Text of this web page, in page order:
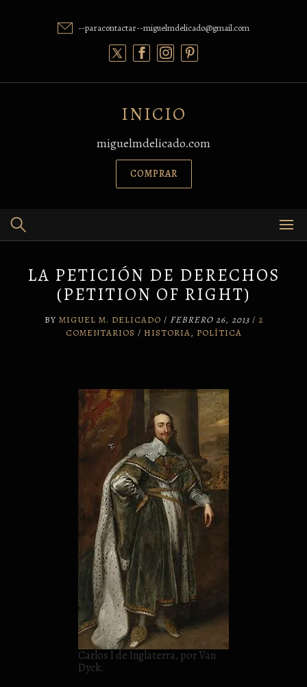
--paracontactar--miguelmdelicado@gmail.com
INICIO
miguelmdelicado.com
COMPRAR
LA PETICIÓN DE DERECHOS
(PETITION OF RIGHT)
BY MIGUEL M. DELICADO / FEBRERO 26, 2013/ 2
COMENTARIOS / HISTORIA, POLÍTICA
Carlos I de Inglaterra, por Van
Dyck.